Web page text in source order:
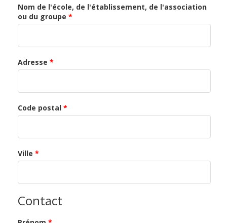
Nom de l'école, de l'établissement, de l'association
ou du groupe *
Adresse *
Code postal *
Ville *
Contact